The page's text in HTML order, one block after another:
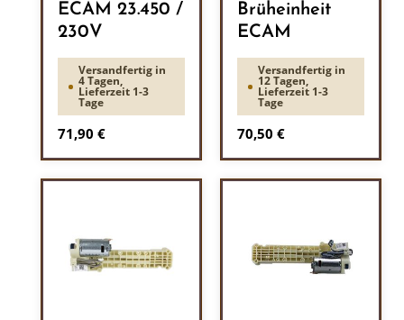
ECAM 23.450 /
230V
Versandfertig in
4 Tagen,
Lieferzeit 1-3
Tage
Regulärer Preis:
71,90 €
Brüheinheit
ECAM
Versandfertig in
12 Tagen,
Lieferzeit 1-3
Tage
Regulärer Preis:
70,50 €